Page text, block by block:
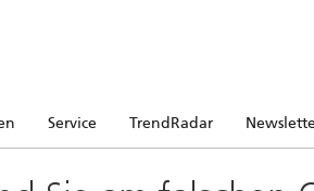
Service TrendRadar